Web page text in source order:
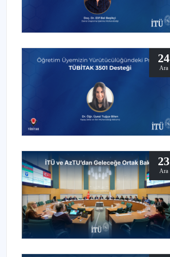
24
Ara
23
Ara